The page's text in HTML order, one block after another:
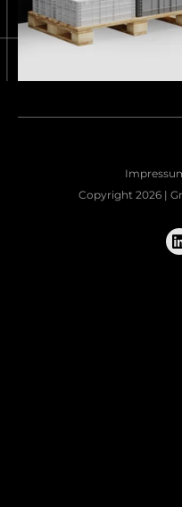
Copyright 2026 |